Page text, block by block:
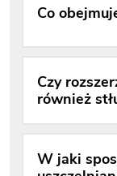
Co
Czy
również
W jaki